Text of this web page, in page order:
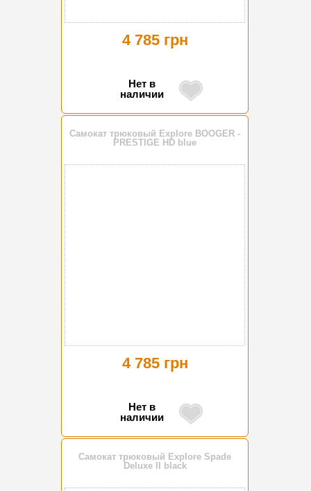
4 785 грн
Нет в
наличии
Самокат трюковый Explore BOOGER -
PRESTIGE HD blue
4 785 грн
Нет в
наличии
Самокат трюковый Explore Spade
Deluxe II black